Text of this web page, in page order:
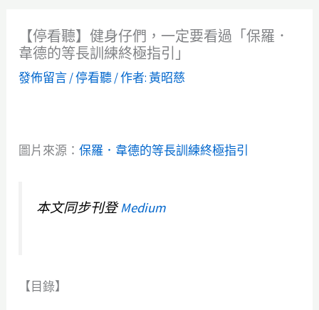
【停看聽】健身仔們，一定要看過「保羅．
韋德的等長訓練終極指引」
發佈留言/停看聽/ 作者:黃昭慈
圖片來源：保羅．韋德的等長訓練終極指引
本文同步刊登Medium
【目錄】